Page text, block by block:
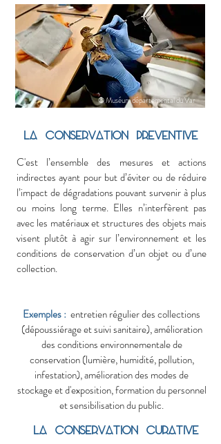
© Muséum départemental du Var
la conservation preventive
C'est l’ensemble des mesures et actions
indirectes ayant pour but d’éviter ou de réduire
l’impact de dégradations pouvant survenir à plus
ou moins long terme. Elles n’interfèrent pas
avec les matériaux et structures des objets mais
visent plutôt à agir sur l’environnement et les
conditions de conservation d’un objet ou d’une
collection.
Exemples : entretien régulier des collections
(dépoussiérage et suivi sanitaire), amélioration
des conditions environnementale de
conservation (lumière, humidité, pollution,
infestation), amélioration des modes de
stockage et d'exposition, formation du personnel
et sensibilisation du public.
la conservation Curative